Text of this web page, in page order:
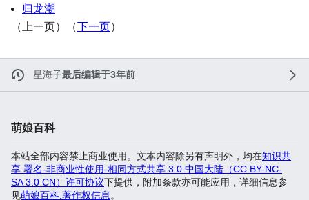
归龙潮
（上一页）（下一页）
星海子最后编辑于3年前
萌娘百科
本站全部内容禁止商业使用。文本内容除另有声明外，均在知识共
享 署名-非商业性使用-相同方式共享 3.0 中国大陆（CC BY-NC-
SA 3.0 CN）许可协议下提供，附加条款亦可能应用，详细信息参
见萌娘百科:著作权信息 。